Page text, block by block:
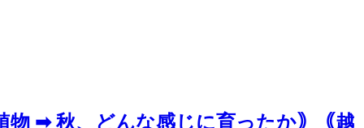
物 ➡ 秋、どんな感じに育ったか｠｟越